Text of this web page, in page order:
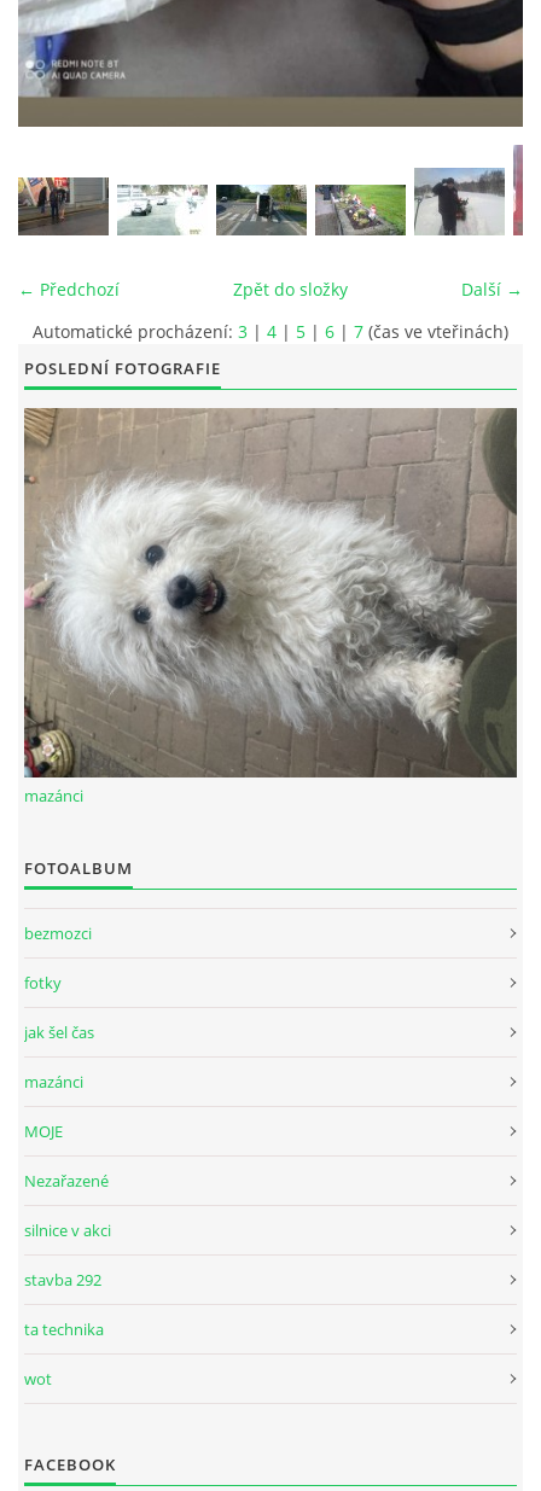
← Předchozí Další →
Zpět do složky
Automatické procházení: 3 | 4 | 5 | 6 | 7 (čas ve vteřinách)
POSLEDNÍ FOTOGRAFIE
mazánci
FOTOALBUM
bezmozci
fotky
jak šel čas
mazánci
MOJE
Nezařazené
silnice v akci
stavba 292
ta technika
wot
FACEBOOK